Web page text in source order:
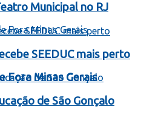
Fora Minas Gerais
Municipal no RJ
SEEDUC mais perto
de São Gonçalo